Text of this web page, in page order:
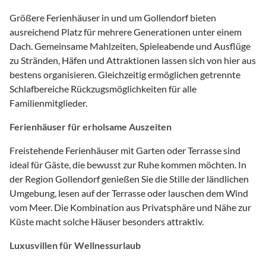
Größere Ferienhäuser in und um Gollendorf bieten
ausreichend Platz für mehrere Generationen unter einem
Dach. Gemeinsame Mahlzeiten, Spieleabende und Ausflüge
zu Stränden, Häfen und Attraktionen lassen sich von hier aus
bestens organisieren. Gleichzeitig ermöglichen getrennte
Schlafbereiche Rückzugsmöglichkeiten für alle
Familienmitglieder.
Ferienhäuser für erholsame Auszeiten
Freistehende Ferienhäuser mit Garten oder Terrasse sind
ideal für Gäste, die bewusst zur Ruhe kommen möchten. In
der Region Gollendorf genießen Sie die Stille der ländlichen
Umgebung, lesen auf der Terrasse oder lauschen dem Wind
vom Meer. Die Kombination aus Privatsphäre und Nähe zur
Küste macht solche Häuser besonders attraktiv.
Luxusvillen für Wellnessurlaub